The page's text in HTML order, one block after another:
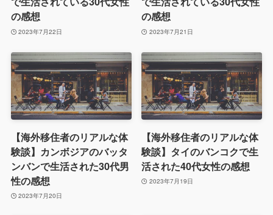
の感想
2023年7月22日
の感想
2023年7月21日
【海外移住者のリアルな体
験談】カンボジアのバッタ
ンバンで生活された30代男
性の感想
2023年7月20日
【海外移住者のリアルな体
験談】タイのバンコクで生
活された40代女性の感想
2023年7月19日